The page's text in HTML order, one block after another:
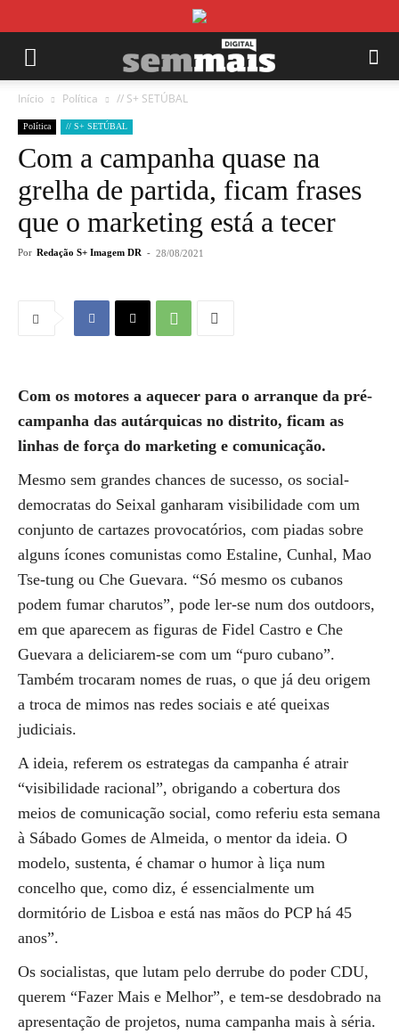
Início Política // S+ SETÚBAL
Política // S+ SETÚBAL
Com a campanha quase na
grelha de partida, ficam frases
que o marketing está a tecer
Por Redação S+ Imagem DR - 28/08/2021
Com os motores a aquecer para o arranque da pré-
campanha das autárquicas no distrito, ficam as
linhas de força do marketing e comunicação.
Mesmo sem grandes chances de sucesso, os social-
democratas do Seixal ganharam visibilidade com um
conjunto de cartazes provocatórios, com piadas sobre
alguns ícones comunistas como Estaline, Cunhal, Mao
Tse-tung ou Che Guevara. “Só mesmo os cubanos
podem fumar charutos”, pode ler-se num dos outdoors,
em que aparecem as figuras de Fidel Castro e Che
Guevara a deliciarem-se com um “puro cubano”.
Também trocaram nomes de ruas, o que já deu origem
a troca de mimos nas redes sociais e até queixas
judiciais.
A ideia, referem os estrategas da campanha é atrair
“visibilidade racional”, obrigando a cobertura dos
meios de comunicação social, como referiu esta semana
à Sábado Gomes de Almeida, o mentor da ideia. O
modelo, sustenta, é chamar o humor à liça num
concelho que, como diz, é essencialmente um
dormitório de Lisboa e está nas mãos do PCP há 45
anos”.
Os socialistas, que lutam pelo derrube do poder CDU,
querem “Fazer Mais e Melhor”, e tem-se desdobrado na
apresentação de projetos, numa campanha mais à séria.